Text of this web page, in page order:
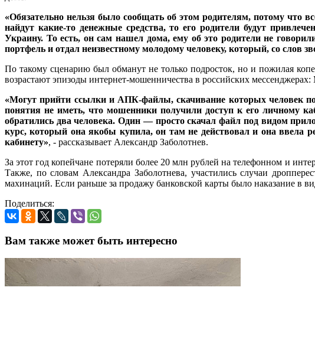
«Обязательно нельзя было сообщать об этом родителям, потому что
найдут какие-то денежные средства, то его родители будут
Украину. То есть, он сам нашел дома, ему об это родители не
портфель и отдал неизвестному молодому человеку, который, со
По такому сценарию был обманут не только подросток, но и пожилая
возрастают эпизоды интернет-мошенничества в российских мессенджерах:
«Могут прийти ссылки и АПК-файлы, скачивание которых человек
понятия не иметь, что мошенники получили доступ к его личному
обратились два человека. Один — просто скачал файл под видом
курс, который она якобы купила, он там не действовал и она ввела
кабинету», - рассказывает Александр Заболотнев.
За этот год копейчане потеряли более 20 млн рублей на телефонном и
Также, по словам Александра Заболотнева, участились случаи
махинаций. Если раньше за продажу банковской карты было наказание в
Поделиться:
Вам также может быть интересно